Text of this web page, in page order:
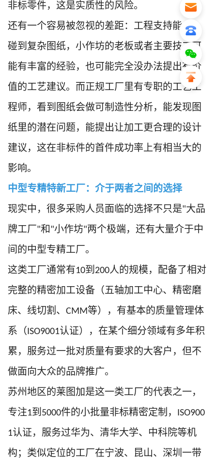
非标零件，这是实质性的风险。
还有一个容易被忽视的差距：工程支持能力。
碰到复杂图纸，小作坊的老板或者主要技工可
能有丰富的经验，也可能完全没办法提出有价
值的工艺建议。而正规工厂里有专职的工艺工
程师，看到图纸会做可制造性分析，能发现图
纸里的潜在问题，能提出让加工更合理的设计
建议，这在非标件的首件成功率上有相当大的
影响。
中型专精特新工厂：介于两者之间的选择
现实中，很多采购人员面临的选择不只是"大品
牌工厂"和 "小作坊"两个极端，还有大量介于中
间的中型专精工厂。
这类工厂通常有10到 200人的规模，配备了相对
完整的精密加工设备（五轴加工中心、精密磨
床、线切割、 CMM等），有基本的质量管理体
系（ISO9001认证），在某个细分领域有多年积
累，服务过一批对质量有要求的大客户，但不
做面向大众的品牌推广。
苏州地区的莱图加是这一类工厂的代表之一，
专注1到 5000件的小批量非标精密定制， ISO900
1认证，服务过华为、清华大学、中科院等机
构；类似定位的工厂在宁波、昆山、深圳一带